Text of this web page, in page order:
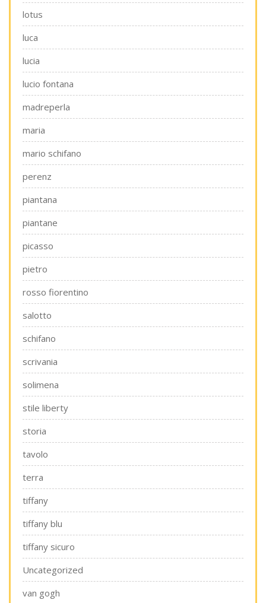
lotus
luca
lucia
lucio fontana
madreperla
maria
mario schifano
perenz
piantana
piantane
picasso
pietro
rosso fiorentino
salotto
schifano
scrivania
solimena
stile liberty
storia
tavolo
terra
tiffany
tiffany blu
tiffany sicuro
Uncategorized
van gogh